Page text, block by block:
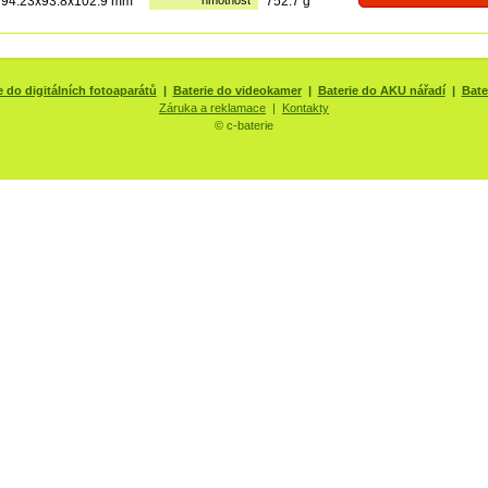
do digitálních fotoaparátů | Baterie do videokamer| Baterie do AKU nářadí|
Záruka a reklamace | Kontakty
© c-baterie